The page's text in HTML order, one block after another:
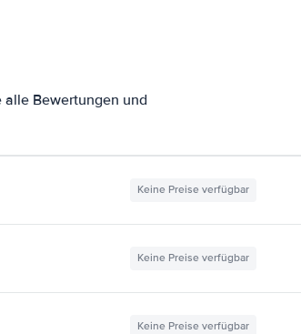
Bewertungen und
Keine Preise verfügbar
Keine Preise verfügbar
Keine Preise verfügbar